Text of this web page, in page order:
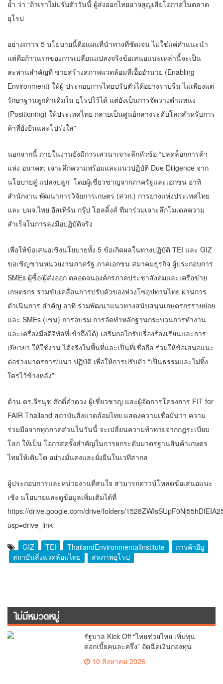
ย้ำ ว่า “ถ้าเราไม่ปรับตัววันนี้ ผู้ส่งออกไทยอาจสูญเสียโอกาสในตลาด
ยุโรป
อย่างถาวร 5 นโยบายนี้คือแผนที่นำทางที่ชัดเจน ไม่ใช่แค่คำแนะนำ
แต่คือก้าวแรกของการเปลี่ยนแปลงจริงข้อเสนอแนะเหล่านี้จะเป็น
สะพานสำคัญที่ ช่วยสร้างสภาพแวดล้อมที่เอื้ออำนวย (Enabling
Environment) ให้ผู้ ประกอบการไทยปรับตัวได้อย่างราบรื่น ไม่เพียงแต่
รักษาฐานลูกค้าเดิมใน ยุโรปไว้ได้ แต่ยังเป็นการจัดวางตำแหน่ง
(Positioning) ให้ประเทศไทย กลายเป็นศูนย์กลางระดับโลกสำหรับการ
ค้าที่ยั่งยืนและโปร่งใส”
นอกจากนี้ ภายในงานยังมีการเสวนาเจาะลึกหัวข้อ “ปลดล็อกการค้า
แห่ง อนาคต: เจาะลึกความพร้อมและแนวปฏิบัติ Due Diligence จาก
นโยบายสู่ แปลงปลูก” โดยผู้เชี่ยวชาญจากภาครัฐและเอกชน อาทิ
สำนักงาน พัฒนาการวิจัยการเกษตร (สวก.) การยางแห่งประเทศไทย
และ บมจ.ไทย อีสเทิร์น กรุ๊ป โฮลดิ้งส์ ที่มาร่วมเจาะลึกโมเดลความ
สำเร็จในการลงมือปฏิบัติจริง
เพื่อให้ข้อเสนอเชิงนโยบายทั้ง 5 ข้อเกิดผลในทางปฏิบัติ TEI และ GIZ
ขอเชิญชวนหน่วยงานภาครัฐ ภาคเอกชน สมาคมธุรกิจ ผู้ประกอบการ
SMEs ผู้ซื้อ/ผู้ส่งออก ตลอดจนองค์กรภาคประชาสังคมและเครือข่าย
เกษตรกร ร่วมขับเคลื่อนการปรับตัวของห่วงโซ่อุปทานไทย ผ่านการ
ดำเนินการ สำคัญ อาทิ ร่วมพัฒนาแนวทางสนับสนุนเกษตรกรรายย่อย
และ SMEs (เช่น) การอบรม การจัดทำหลักฐานกระบวนการทำงาน
และเครื่องมือดิจิทัลที่เข้าถึงได้) เสริมกลไกรับเรื่องร้องเรียนและการ
เยียวยา ให้ใช้งาน ได้จริงในพื้นที่และเป็นที่เชื่อถือ ร่วมให้ข้อเสนอแนะ
ต่อร่างมาตรการ/แนว ปฏิบัติ เพื่อให้การปรับตัว “เป็นธรรมและไม่ทิ้ง
ใครไว้ข้างหลัง”
ด้าน ดร.จีรนุช ศักดิ์คำดวง ผู้เชี่ยวชาญ และผู้จัดการโครงการ FIT for
FAIR Thailand สถาบันสิ่งแวดล้อมไทย แสดงความเชื่อมั่นว่า ความ
ร่วมมือจากทุกภาคส่วนในวันนี้ จะเปลี่ยนความท้าทายจากกฎระเบียบ
โลก ให้เป็น โอกาสครั้งสำคัญในการยกระดับมาตรฐานสินค้าเกษตร
ไทยให้เติบโต อย่างมั่นคงและยั่งยืนในเวทีสากล
ผู้ประกอบการและหน่วยงานที่สนใจ สามารถดาวน์โหลดข้อเสนอแนะ
เชิง นโยบายและดูข้อมูลเพิ่มเติมได้ที่
https://drive.google.com/drive/folders/
usp=drive_link
GIZ TEI ThailandEnvironmentalInstitute
การค้าอียู
สถาบันสิ่งแวดล้อมไทย
สหภาพยุโรป
ไม่มีหมวดหมู่
รัฐบาล Kick Off “ไทยช่วยไทย เพิ่มทุน
ดอกเบี้ยคนละครึ่ง” อัดฉีดเงินกองทุน
หมู่บ้าน เสริมเศรษฐกิจฐานราก
10 สิงหาคม 2026